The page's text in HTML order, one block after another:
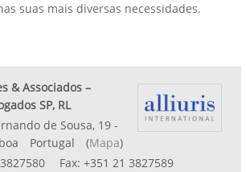
suas mais diversas necessidades.
& Associados –
SP, RL
de Sousa, 19 -
Portugal (Mapa)
Fax:+351 21 3827589